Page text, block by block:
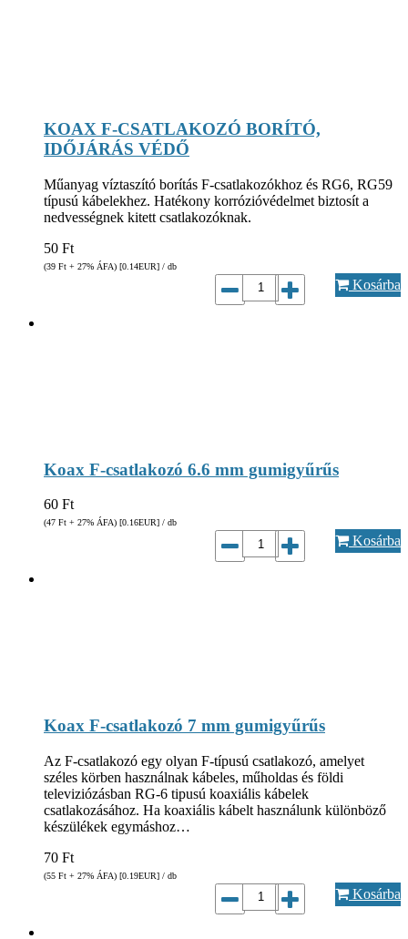
KOAX F-CSATLAKOZÓ BORÍTÓ,
IDŐJÁRÁS VÉDŐ
Műanyag víztaszító borítás F-csatlakozókhoz és RG6, RG59
típusú kábelekhez. Hatékony korrózióvédelmet biztosít a
nedvességnek kitett csatlakozóknak.
50 Ft
(39 Ft + 27% ÁFA) [0.14EUR] / db
Kosárba
Koax F-csatlakozó 6.6 mm gumigyűrűs
60 Ft
(47 Ft + 27% ÁFA) [0.16EUR] / db
Kosárba
Koax F-csatlakozó 7 mm gumigyűrűs
Az F-csatlakozó egy olyan F-típusú csatlakozó, amelyet
széles körben használnak kábeles, műholdas és földi
televiziózásban RG-6 tipusú koaxiális kábelek
csatlakozásához. Ha koaxiális kábelt használunk különböző
készülékek egymáshoz…
70 Ft
(55 Ft + 27% ÁFA) [0.19EUR] / db
Kosárba